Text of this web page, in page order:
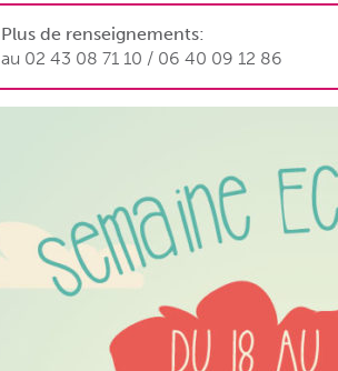
Plus de renseignements:
au 02 43 08 71 10 / 06 40 09 12 86